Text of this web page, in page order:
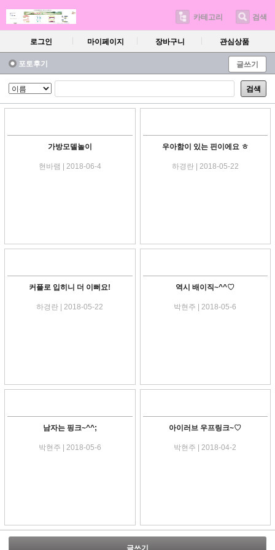
카테고리 검색
로그인 마이페이지 장바구니 관심상품
포토후기 글쓰기
검색
가방모델놀이
현바램 | 2018-06-4
우아함이 있는 핀이에요 ㅎ
하경란 | 2018-05-22
커플로 입히니 더 이뻐요!
하경란 | 2018-05-22
역시 배이직~^^♡
박현주 | 2018-05-6
남자는 핑크~^^;
박현주 | 2018-05-6
아이러브 우프링크~♡
박현주 | 2018-04-2
글쓰기